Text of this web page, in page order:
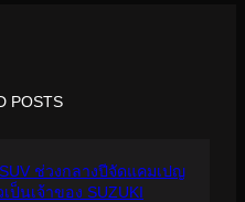
POSTS
ช่วงกลางปีจัดแคมเปญ
นเจ้าของ SUZUKI